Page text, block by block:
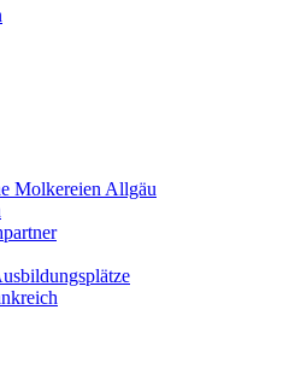
Molkereien Allgäu